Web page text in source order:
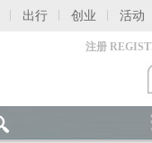
出行 创业 活动
注册